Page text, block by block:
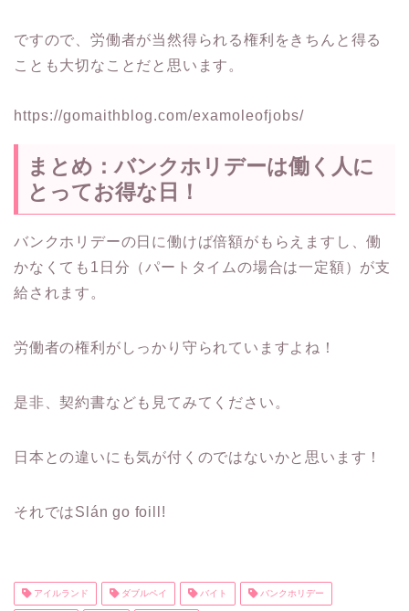
ですので、労働者が当然得られる権利をきちんと得る
ことも大切なことだと思います。
https://gomaithblog.com/examoleofjobs/
まとめ：バンクホリデーは働く人に
とってお得な日！
バンクホリデーの日に働けば倍額がもらえますし、働
かなくても1日分（パートタイムの場合は一定額）が支
給されます。
労働者の権利がしっかり守られていますよね！
是非、契約書なども見てみてください。
日本との違いにも気が付くのではないかと思います！
それではSlán go foill!
アイルランド ダブルペイ バイト バンクホリデー